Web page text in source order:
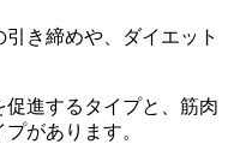
き締めや、
ダイエット
進するタイプと、筋肉
があります。